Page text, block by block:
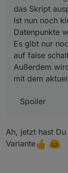
das Skript
Ist nun noch
Datenpunkte
Es gibt nur
auf false
Außerdem
mit dem
Spoiler
Ah, jetzt hast
Variante